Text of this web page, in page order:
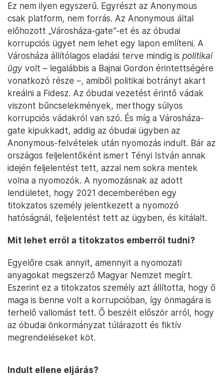
Ez nem ilyen egyszerű. Egyrészt az Anonymous
csak platform, nem forrás. Az Anonymous által
előhozott „Városháza-gate”-et és az óbudai
korrupciós ügyet nem lehet egy lapon említeni. A
Városháza állítólagos eladási terve mindig is politikai
ügy volt – legalábbis a Bajnai Gordon érintettségére
vonatkozó része –, amiből politikai botrányt akart
kreálni a Fidesz. Az óbudai vezetést érintő vádak
viszont bűncselekmények, merthogy súlyos
korrupciós vádakról van szó. És míg a Városháza-
gate kipukkadt, addig az óbudai ügyben az
Anonymous-felvételek után nyomozás indult. Bár az
országos feljelentőként ismert Tényi István annak
idején feljelentést tett, azzal nem sokra mentek
volna a nyomozók. A nyomozásnak az adott
lendületet, hogy 2021 decemberében egy
titokzatos személy jelentkezett a nyomozó
hatóságnál, feljelentést tett az ügyben, és kitálalt.
Mit lehet erről a titokzatos emberről tudni?
Egyelőre csak annyit, amennyit a nyomozati
anyagokat megszerző Magyar Nemzet megírt.
Eszerint ez a titokzatos személy azt állította, hogy ő
maga is benne volt a korrupcióban, így önmagára is
terhelő vallomást tett. Ő beszélt először arról, hogy
az óbudai önkormányzat túlárazott és fiktív
megrendeléseket köt.
Indult ellene eljárás?